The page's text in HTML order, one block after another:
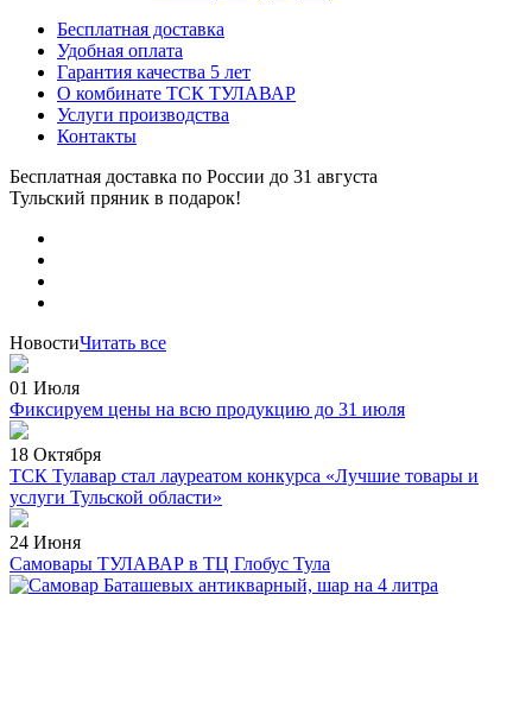
Бесплатная доставка
Удобная оплата
Гарантия качества 5 лет
О комбинате ТСК ТУЛАВАР
Услуги производства
Контакты
Бесплатная доставка по России до 31 августа
Тульский пряник в подарок!
НовостиЧитать все
01 Июля
Фиксируем цены на всю продукцию до 31 июля
18 Октября
ТСК Тулавар стал лауреатом конкурса «Лучшие товары и
услуги Тульской области»
24 Июня
Самовары ТУЛАВАР в ТЦ Глобус Тула